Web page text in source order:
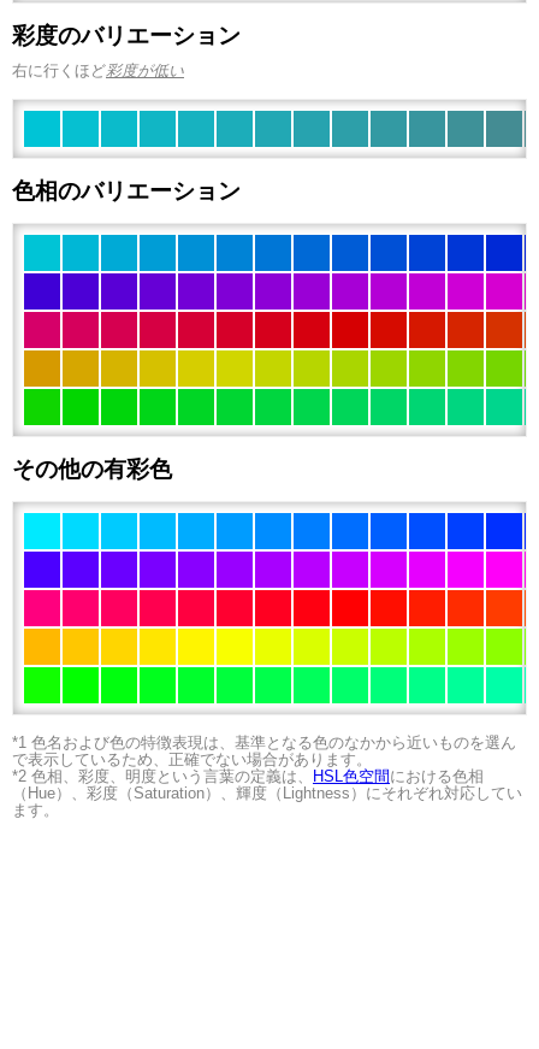
彩度のバリエーション
右に行くほど彩度が低い
色相のバリエーション
その他の有彩色
*1 色名および色の特徴表現は、基準となる色のなかから近いものを選ん
で表示しているため、正確でない場合があります。
*2 色相、彩度、明度という言葉の定義は、
HSL色空間 における色相
（Hue）、彩度（Saturation）、輝度（Lightness）にそれぞれ対応してい
ます。